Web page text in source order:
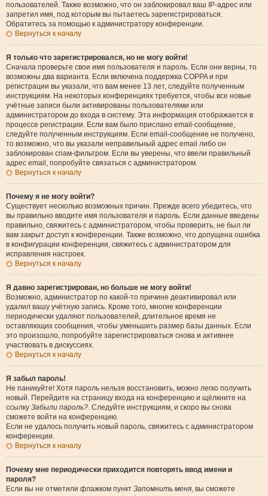
пользователей. Также возможно, что он заблокировал ваш IP-адрес или
запретил имя, под которым вы пытаетесь зарегистрироваться.
Обратитесь за помощью к администратору конференции.
Вернуться к началу
Я только что зарегистрировался, но не могу войти!
Сначала проверьте свои имя пользователя и пароль. Если они верны, то
возможны два варианта. Если включена поддержка COPPA и при
регистрации вы указали, что вам менее 13 лет, следуйте полученным
инструкциям. На некоторых конференциях требуется, чтобы все новые
учётные записи были активированы пользователями или
администратором до входа в систему. Эта информация отображается в
процессе регистрации. Если вам было прислано email-сообщение,
следуйте полученным инструкциям. Если email-сообщение не получено,
то возможно, что вы указали неправильный адрес email либо он
заблокирован спам-фильтром. Если вы уверены, что ввели правильный
адрес email, попробуйте связаться с администратором.
Вернуться к началу
Почему я не могу войти?
Существует несколько возможных причин. Прежде всего убедитесь, что
вы правильно вводите имя пользователя и пароль. Если данные введены
правильно, свяжитесь с администратором, чтобы проверить, не был ли
вам закрыт доступ к конференции. Также возможно, что допущена ошибка
в конфигурации конференции, свяжитесь с администратором для
исправления настроек.
Вернуться к началу
Я давно зарегистрирован, но больше не могу войти!
Возможно, администратор по какой-то причине деактивировал или
удалил вашу учётную запись. Кроме того, многие конференции
периодически удаляют пользователей, длительное время не
оставляющих сообщения, чтобы уменьшить размер базы данных. Если
это произошло, попробуйте зарегистрироваться снова и активнее
участвовать в дискуссиях.
Вернуться к началу
Я забыл пароль!
Не паникуйте! Хотя пароль нельзя восстановить, можно легко получить
новый. Перейдите на страницу входа на конференцию и щёлкните на
ссылку Забыли пароль?. Следуйте инструкциям, и скоро вы снова
сможете войти на конференцию.
Если не удалось получить новый пароль, свяжитесь с администратором
конференции.
Вернуться к началу
Почему мне периодически приходится повторять ввод имени и
пароля?
Если вы не отметили флажком пункт Запомнить меня, вы сможете